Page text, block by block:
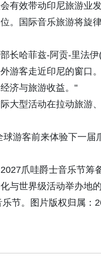
有效带动印尼旅游业
。国际音乐旅游将旋
长哈菲兹-阿贡-里法
游客走近印尼的窗口
济与旅游收益。"
大型活动在拉动旅游
游客前来体验下一
爪哇爵士音乐节
与世界级活动举办地
节。图片版权归属：